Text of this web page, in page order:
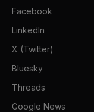
Facebook
LinkedIn
X (Twitter)
Bluesky
Threads
Google News